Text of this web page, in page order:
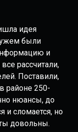
идея
были
и
рассчитали,
Поставили,
районе 250-
нюансы, до
и сломается, но
довольны.